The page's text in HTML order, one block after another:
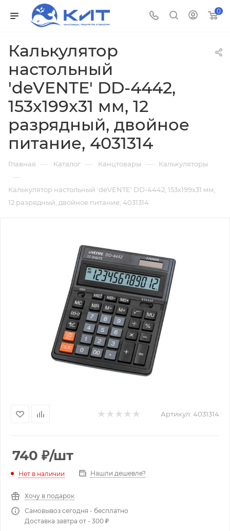
0
Калькулятор
настольный
'deVENTE' DD-4442,
153x199x31 мм, 12
разрядный, двойное
питание, 4031314
Главная — Каталог — Канцтовары — Калькуляторы
—
Калькулятор настольный 'deVENTE' DD-4442, 153x199x31 мм,
12 разрядный, двойное питание, 4031314
Артикул: 4031314
740 ₽/шт
Нет в наличии Нашли дешевле?
Хочу в подарок
Самовывоз сегодня - бесплатно
Доставка завтра от - 300 ₽